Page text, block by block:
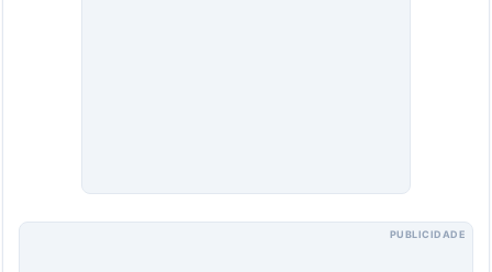
PUBLICIDADE